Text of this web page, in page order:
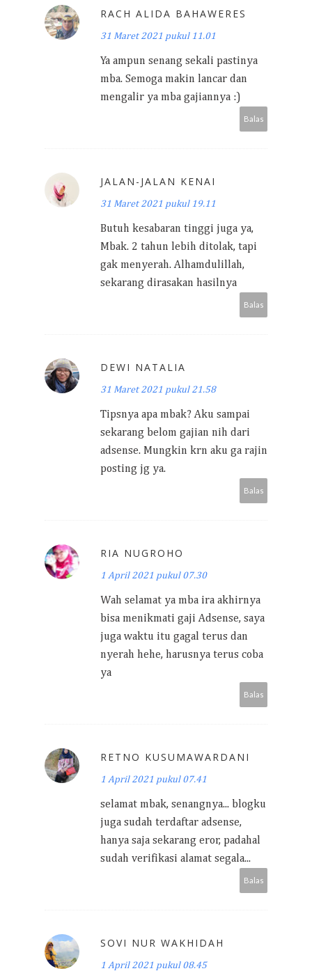
RACH ALIDA BAHAWERES
31 Maret 2021 pukul 11.01
Ya ampun senang sekali pastinya
mba. Semoga makin lancar dan
mengalir ya mba gajiannya :)
Balas
JALAN-JALAN KENAI
31 Maret 2021 pukul 19.11
Butuh kesabaran tinggi juga ya,
Mbak. 2 tahun lebih ditolak, tapi
gak menyerah. Alhamdulillah,
sekarang dirasakan hasilnya
Balas
DEWI NATALIA
31 Maret 2021 pukul 21.58
Tipsnya apa mbak? Aku sampai
sekarang belom gajian nih dari
adsense. Mungkin krn aku ga rajin
posting jg ya.
Balas
RIA NUGROHO
1 April 2021 pukul 07.30
Wah selamat ya mba ira akhirnya
bisa menikmati gaji Adsense, saya
juga waktu itu gagal terus dan
nyerah hehe, harusnya terus coba
ya
Balas
RETNO KUSUMAWARDANI
1 April 2021 pukul 07.41
selamat mbak, senangnya... blogku
juga sudah terdaftar adsense,
hanya saja sekarang eror, padahal
sudah verifikasi alamat segala...
Balas
SOVI NUR WAKHIDAH
1 April 2021 pukul 08.45